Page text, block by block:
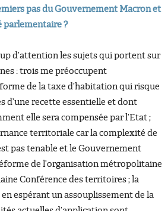
pas du Gouvernement Macron et
parlementaire ?
d’attention les sujets qui portent sur
: trois me préoccupent
de la taxe d’habitation qui risque
d’une recette essentielle et dont
elle sera compensée par l’Etat ;
territoriale car la complexité de
pas tenable et le Gouvernement
de l’organisation métropolitaine
Conférence des territoires ; la
espérant un assouplissement de la